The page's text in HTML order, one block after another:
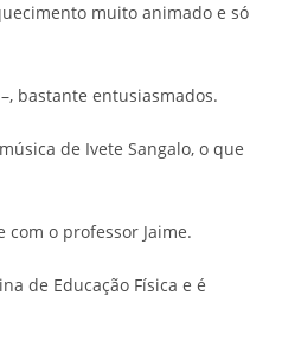
muito animado e só
bastante entusiasmados.
de Ivete Sangalo, o que
o professor Jaime.
de Educação Física e é